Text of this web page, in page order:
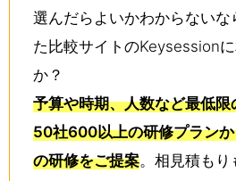
選んだらよいかわからないな
た比較サイトのKeysession
か？
予算や時期、人数など最低
50社600以上の研修プラン
の研修をご提案。相見積もり